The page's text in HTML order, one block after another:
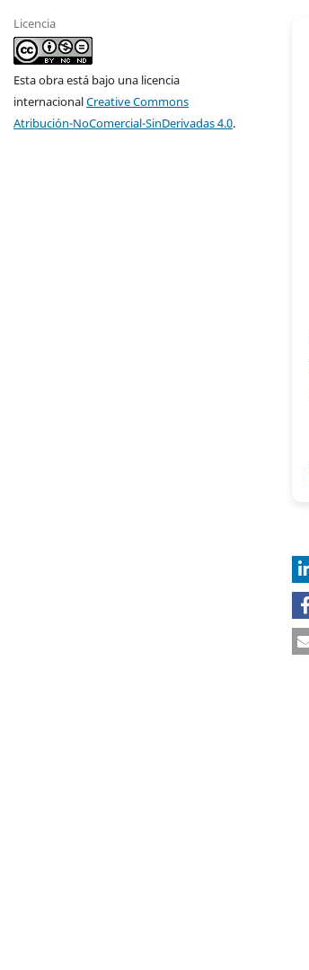
Licencia
Esta obra está bajo una licencia
internacionalCreative Commons
Atribución-NoComercial-SinDerivadas 4.0.